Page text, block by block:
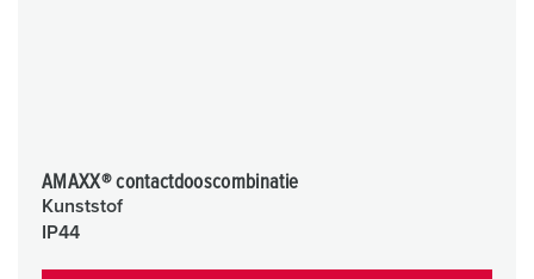
AMAXX® contactdooscombinatie
Kunststof
IP44